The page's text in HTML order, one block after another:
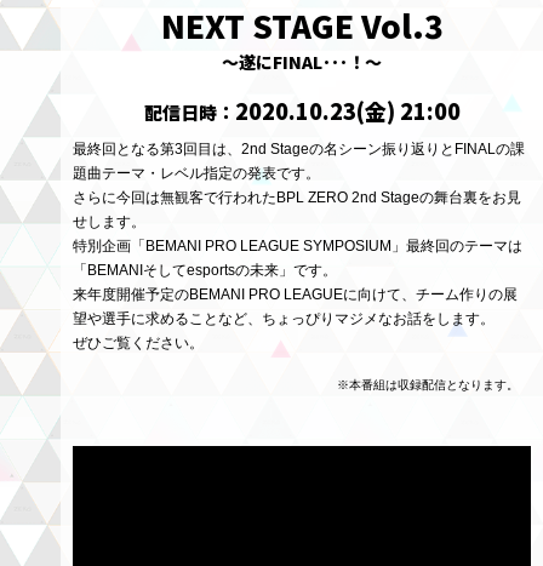
NEXT STAGE Vol.3
～遂にFINAL･･･！～
配信日時： 2020.10.23(金) 21:00
最終回となる第3回目は、2nd Stageの名シーン振り返りとFINALの課
題曲テーマ・レベル指定の発表です。
さらに今回は無観客で行われたBPL ZERO 2nd Stageの舞台裏をお見
せします。
特別企画「BEMANI PRO LEAGUE SYMPOSIUM」最終回のテーマは
「BEMANIそしてesportsの未来」です。
来年度開催予定のBEMANI PRO LEAGUEに向けて、チーム作りの展
望や選手に求めることなど、 ちょっぴりマジメなお話をします。
ぜひご覧ください。
※本番組は収録配信となります。